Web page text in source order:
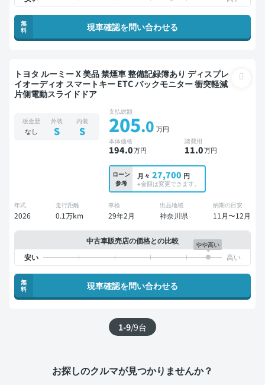
無
料
現車確認を問い合わせる
トヨタ ルーミー X 美品 禁煙車 整備記録簿あり ディスプレ
イオーディオ スマートキー ETC バックモニター 衝突軽減
片側電動スライドドア
板金歴
なし
外装
S
内装
S
支払総額
205.0 万円
本体価格
194.0万円
諸費用
11.0万円
ローン
参考
月々 27,700 円
※金額は変更できます。
年式
2026
走行距離
0.1万km
車検
29年2月
出品地域
神奈川県
納期の目安
11月〜12月
中古車販売店の価格との比較 やや高い
無
料
現車確認を問い合わせる
1-9/9台
お探しのクルマが見つかりませんか？